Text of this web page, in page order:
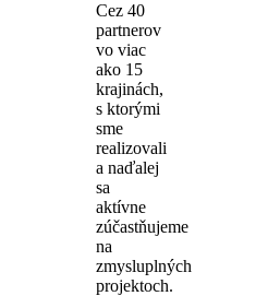
Cez 40
partnerov
vo viac
ako 15
krajinách,
s ktorými
sme
realizovali
a naďalej
sa
aktívne
zúčastňujeme
na
zmysluplných
projektoch.